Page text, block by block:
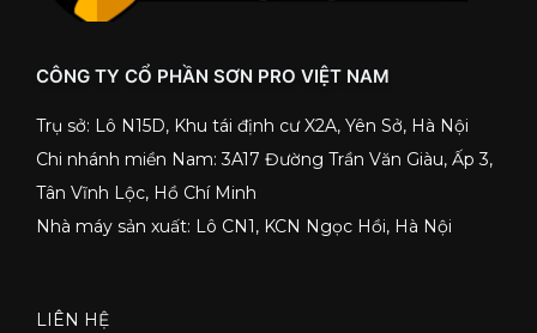
CÔNG TY CỔ PHẦN SƠN PRO VIỆT NAM
Trụ sở: Lô N15D, Khu tái định cư X2A, Yên Sở, Hà Nội
Chi nhánh miền Nam: 3A17 Đường Trần Văn Giàu, Ấp 3,
Tân Vĩnh Lộc, Hồ Chí Minh
Nhà máy sản xuất: Lô CN1, KCN Ngọc Hồi, Hà Nội
LIÊN HỆ